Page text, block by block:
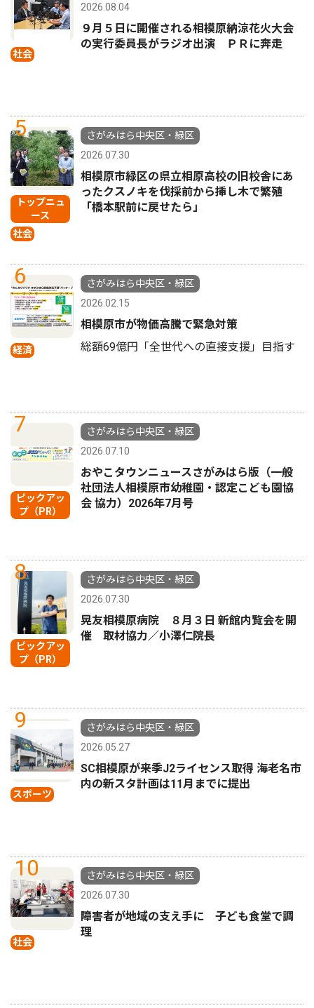
社会
2026.08.04
９月５日に開催される相模原納涼花火大会
の実行委員長がラジオ出演 ＰＲに奔走
5
トップニュ
ース
社会
さがみはら中央区・緑区
2026.07.30
相模原市緑区の県立相原高校の旧校舎にあ
ったクスノキを伐採前から挿し木で繁殖
「橋本駅前に戻せたら」
6
経済
さがみはら中央区・緑区
2026.02.15
相模原市が物価高騰で緊急対策
総額69億円「全世代への直接支援」目指す
7
ピックアッ
プ（PR）
さがみはら中央区・緑区
2026.07.10
おやこタウンニュースさがみはら版（一般
社団法人相模原市幼稚園・認定こども園協
会 協力）2026年7月号
8
ピックアッ
プ（PR）
さがみはら中央区・緑区
2026.07.30
晃友相模原病院 ８月３日 新館内覧会を開
催 取材協力／小澤仁院長
9
スポーツ
さがみはら中央区・緑区
2026.05.27
SC相模原が来季J2ライセンス取得 海老名市
内の新スタ計画は11月までに提出
10
社会
さがみはら中央区・緑区
2026.07.30
障害者が地域の支え手に 子ども食堂で調
理